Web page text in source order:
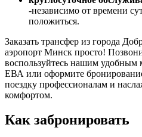
-независимо от времени
положиться.
Заказать трансфер из города
аэропорт Минск просто!
воспользуйтесь нашим
ЕВА или оформите
поездку профессионалам и
комфортом.
Как забронировать